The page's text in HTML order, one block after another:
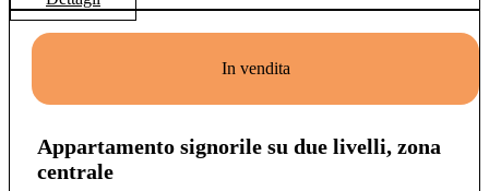
In vendita
Appartamento signorile su due livelli, zona
centrale